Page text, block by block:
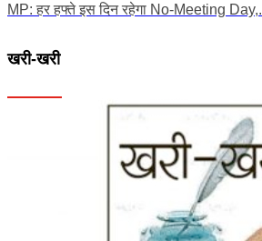
MP: हर हफ्ते इस दिन रहेगा No-Meeting
खरी-खरी